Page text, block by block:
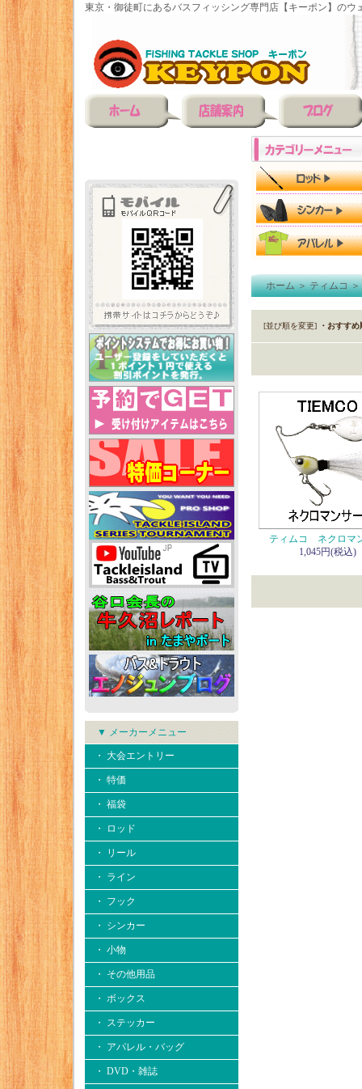
東京・御徒町にあるバスフィッシング専門店【キーポン】のウ
▼ メーカーメニュー
・ 大会エントリー
・ 特価
・ 福袋
・ ロッド
・ リール
・ ライン
・ フック
・ シンカー
・ 小物
・ その他用品
・ ボックス
・ ステッカー
・ アパレル・バッグ
・ DVD・雑誌
ホーム＞ティムコ＞
[並び順を変更] ・おすすめ
ティムコ ネクロマ
1,045円(税込)